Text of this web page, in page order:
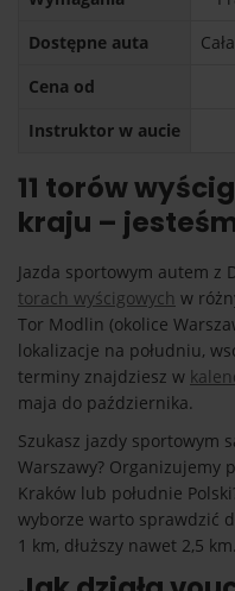
Dostępne auta
Cena od
Instruktor w aucie
11 torów
kraju –
Jazda sportowym autem z
torach wyścigowych w
Tor Modlin (okolice
lokalizacje na południu,
terminy znajdziesz w
maja do października.
Szukasz jazdy sportowym
Warszawy? Organizujemy
Kraków lub południe
wyborze warto sprawdzić
1 km, dłuższy nawet 2,5 km.